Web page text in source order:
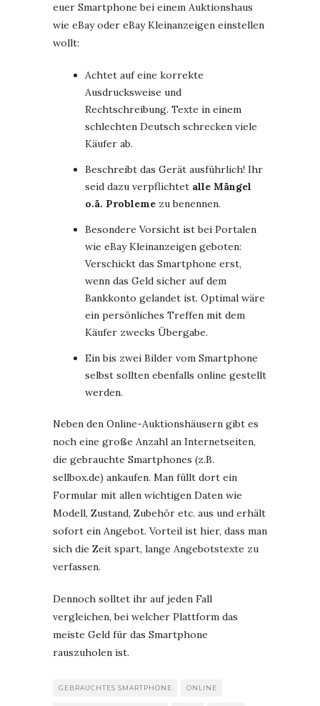
euer Smartphone bei einem Auktionshaus
wie eBay oder eBay Kleinanzeigen einstellen
wollt:
Achtet auf eine korrekte
Ausdrucksweise und
Rechtschreibung. Texte in einem
schlechten Deutsch schrecken viele
Käufer ab.
Beschreibt das Gerät ausführlich! Ihr
seid dazu verpflichtet alle Mängel
o.ä. Probleme zu benennen.
Besondere Vorsicht ist bei Portalen
wie eBay Kleinanzeigen geboten:
Verschickt das Smartphone erst,
wenn das Geld sicher auf dem
Bankkonto gelandet ist. Optimal wäre
ein persönliches Treffen mit dem
Käufer zwecks Übergabe.
Ein bis zwei Bilder vom Smartphone
selbst sollten ebenfalls online gestellt
werden.
Neben den Online-Auktionshäusern gibt es
noch eine große Anzahl an Internetseiten,
die gebrauchte Smartphones (z.B.
sellbox.de) ankaufen. Man füllt dort ein
Formular mit allen wichtigen Daten wie
Modell, Zustand, Zubehör etc. aus und erhält
sofort ein Angebot. Vorteil ist hier, dass man
sich die Zeit spart, lange Angebotstexte zu
verfassen.
Dennoch solltet ihr auf jeden Fall
vergleichen, bei welcher Plattform das
meiste Geld für das Smartphone
rauszuholen ist.
GEBRAUCHTES SMARTPHONE ONLINE